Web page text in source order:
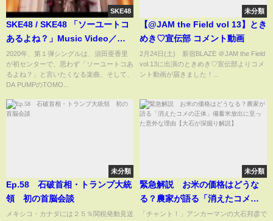
SKE48
SKE48 / SKE48 「ソーユートコ
あるよね？」Music Video／
2020年1月15日発売
2020年、第１弾シングルは、須田亜香里
が初センターで、思わず「ソーユートコあ
るよね？」と言いたくなる楽曲、そして、
DA PUMPのTOMO...
未分類
【@JAM the Field vol 13】とき
めき♡宣伝部 コメント動画
2月24日(土) 新宿BLAZE ＠JAM the Field
vol.13に出演のときめき♡宣伝部よりコメ
ント動画が届きました！...
未分類
Ep.58 石破首相・トランプ大統
領 初の首脳会談
メキシコ・カナダには２５％関税発動見送
未分類
緊急解説 お米の価格はどうな
る？農家が語る「消えたコメの
正体」備蓄米放出に至った意外
「チャント！」アンカーマンの大石邦彦で